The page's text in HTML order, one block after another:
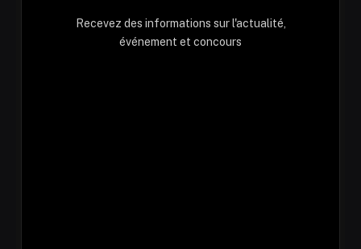
Recevez des informations sur l'actualité,
événement et concours